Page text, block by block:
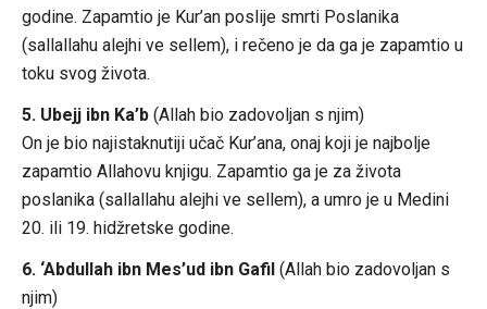
godine. Zapamtio je Kur’an poslije smrti Poslanika
(sallallahu alejhi ve sellem), i rečeno je da ga je zapamtio u
toku svog života.
5. Ubejj ibn Ka’b(Allah bio zadovoljan s njim)
On je bio najistaknutiji učač Kur’ana, onaj koji je najbolje
zapamtio Allahovu knjigu. Zapamtio ga je za života
poslanika (sallallahu alejhi ve sellem), a umro je u Medini
20. ili 19. hidžretske godine.
6. ‘Abdullah ibn Mes’ud ibn Gafil(Allah bio zadovoljan s
njim)